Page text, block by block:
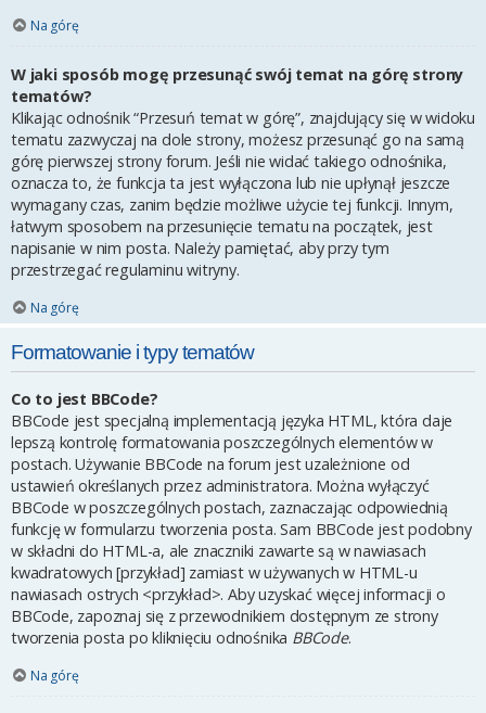
Na górę
W jaki sposób mogę przesunąć swój temat na górę strony
tematów?
Klikając odnośnik “Przesuń temat w górę”, znajdujący się w widoku
tematu zazwyczaj na dole strony, możesz przesunąć go na samą
górę pierwszej strony forum. Jeśli nie widać takiego odnośnika,
oznacza to, że funkcja ta jest wyłączona lub nie upłynął jeszcze
wymagany czas, zanim będzie możliwe użycie tej funkcji. Innym,
łatwym sposobem na przesunięcie tematu na początek, jest
napisanie w nim posta. Należy pamiętać, aby przy tym
przestrzegać regulaminu witryny.
Na górę
Formatowanie i typy tematów
Co to jest BBCode?
BBCode jest specjalną implementacją języka HTML, która daje
lepszą kontrolę formatowania poszczególnych elementów w
postach. Używanie BBCode na forum jest uzależnione od
ustawień określanych przez administratora. Można wyłączyć
BBCode w poszczególnych postach, zaznaczając odpowiednią
funkcję w formularzu tworzenia posta. Sam BBCode jest podobny
w składni do HTML-a, ale znaczniki zawarte są w nawiasach
kwadratowych [przykład] zamiast w używanych w HTML-u
nawiasach ostrych <przykład>. Aby uzyskać więcej informacji o
BBCode, zapoznaj się z przewodnikiem dostępnym ze strony
tworzenia posta po kliknięciu odnośnika BBCode.
Na górę